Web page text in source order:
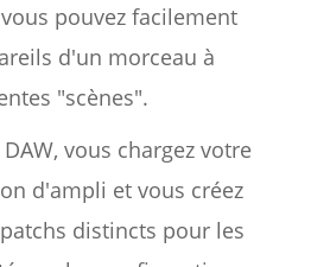
pouvez facilement
d'un morceau à
"scènes".
vous chargez votre
d'ampli et vous créez
distincts pour les